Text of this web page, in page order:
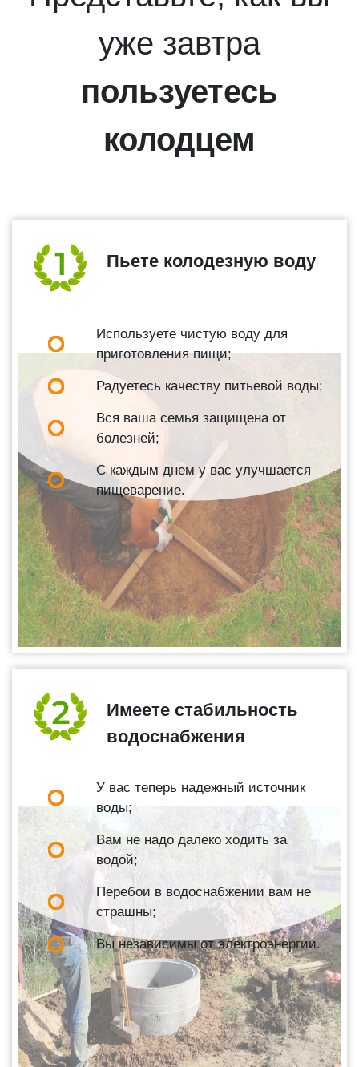
уже завтра
пользуетесь
колодцем
Пьете колодезную воду
Используете чистую воду для
приготовления пищи;
Радуетесь качеству питьевой воды;
Вся ваша семья защищена от
болезней;
С каждым днем у вас улучшается
пищеварение.
Имеете стабильность
водоснабжения
У вас теперь надежный источник
воды;
Вам не надо далеко ходить за
водой;
Перебои в водоснабжении вам не
страшны;
Вы независимы от электроэнергии.